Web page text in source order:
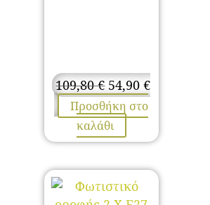
109,80€ Original
price
was:
109,80 €.
54,90€
τρέχουσα
τιμή
54,90 €.
Προσθήκη στο
καλάθι